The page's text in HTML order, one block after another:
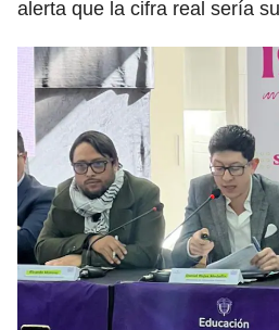
alerta que la cifra real sería